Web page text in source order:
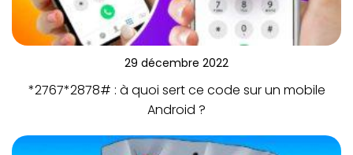
29 décembre 2022
*2767*2878# : à quoi sert ce code sur un mobile
Android ?